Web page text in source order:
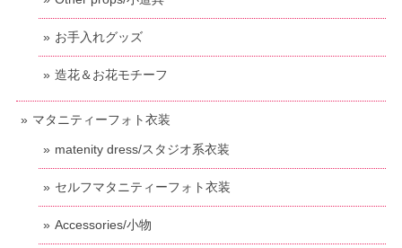
お手入れグッズ
造花＆お花モチーフ
マタニティーフォト衣装
matenity dress/スタジオ系衣装
セルフマタニティーフォト衣装
Accessories/小物